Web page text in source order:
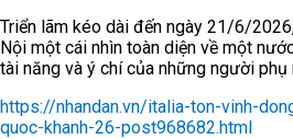
Triển lãm kéo dài đến ngày 21/6/
Nội một cái nhìn toàn diện về một
tài năng và ý chí của những người phụ
https://nhandan.vn/italia-ton-vinh-
quoc-khanh-26-post968682.html